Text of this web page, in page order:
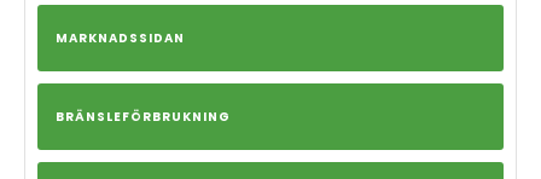
MARKNADSSIDAN
BRÄNSLEFÖRBRUKNING